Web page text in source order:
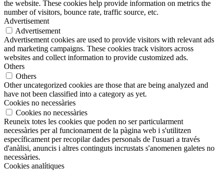
the website. These cookies help provide information on metrics the
number of visitors, bounce rate, traffic source, etc.
Advertisement
Advertisement
Advertisement cookies are used to provide visitors with relevant ads
and marketing campaigns. These cookies track visitors across
websites and collect information to provide customized ads.
Others
Others
Other uncategorized cookies are those that are being analyzed and
have not been classified into a category as yet.
Cookies no necessàries
Cookies no necessàries
Reuneix totes les cookies que poden no ser particularment
necessàries per al funcionament de la pàgina web i s'utilitzen
específicament per recopilar dades personals de l'usuari a través
d'anàlisi, anuncis i altres continguts incrustats s'anomenen galetes no
necessàries.
Cookies analítiques